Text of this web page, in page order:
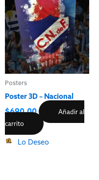
Posters
Poster 3D – Nacional
$690.00
Añadir al
carrito
Lo Deseo